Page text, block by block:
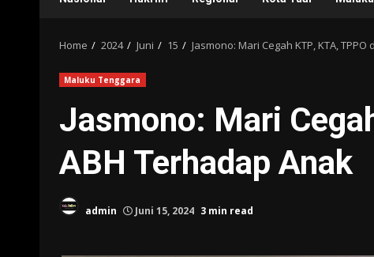
Home 2024 Juni 15 Jasmono: Mari Cegah KTP, KTA,
Maluku Tenggara
Jasmono: Mari
ABH Terhadap Anak
admin Juni 15, 2024 3 min read